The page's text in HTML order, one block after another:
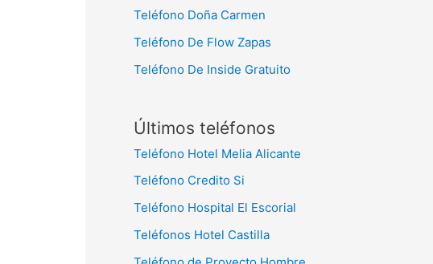
Teléfono Doña Carmen
Teléfono De Flow Zapas
Teléfono De Inside Gratuito
Últimos teléfonos
Teléfono Hotel Melia Alicante
Teléfono Credito Si
Teléfono Hospital El Escorial
Teléfonos Hotel Castilla